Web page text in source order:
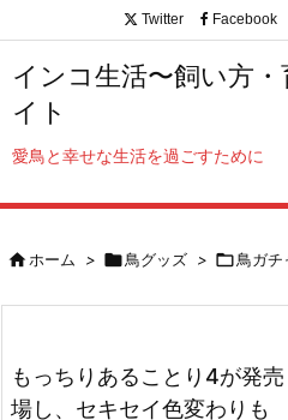
インコ生活〜飼い方・
イト
愛鳥と幸せな生活を過ごすために
Twitter Facebook
ホーム > 鳥グッズ > 鳥ガチ
もっちりあることり4が発
場し、セキセイ色変わりも